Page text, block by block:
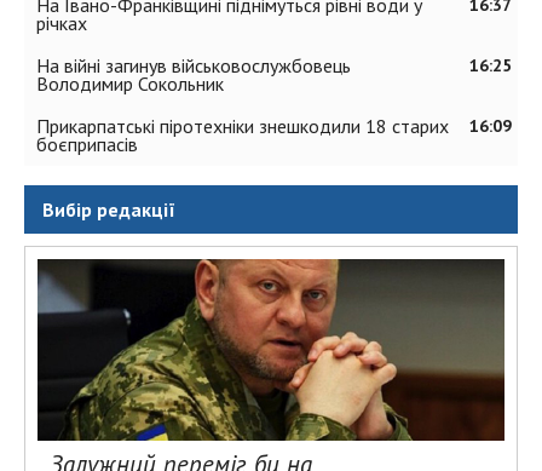
16:37
річках
16:25
На війні загинув військовослужбовець
Володимир Сокольник
16:09
Прикарпатські піротехніки знешкодили 18 старих
боєприпасів
Вибір редакції
Залужний переміг би на